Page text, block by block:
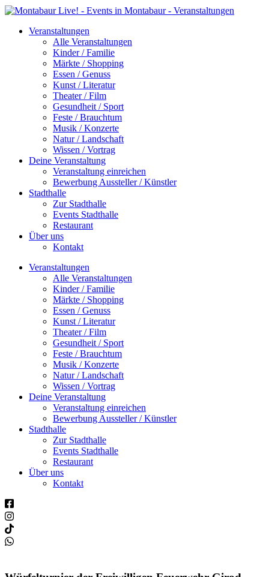
Veranstaltungen
Alle Veranstaltungen
Kinder / Familie
Märkte / Shopping
Essen / Genuss
Kunst / Literatur
Theater / Film
Gesundheit / Sport
Feste / Brauchtum
Musik / Konzerte
Natur / Landschaft
Wissen / Vortrag
Deine Veranstaltung
Veranstaltung einreichen
Bewerbung Aussteller / Künstler
Stadthalle
Zur Stadthalle
Events Stadthalle
Restaurant
Über uns
Kontakt
Veranstaltungen
Alle Veranstaltungen
Kinder / Familie
Märkte / Shopping
Essen / Genuss
Kunst / Literatur
Theater / Film
Gesundheit / Sport
Feste / Brauchtum
Musik / Konzerte
Natur / Landschaft
Wissen / Vortrag
Deine Veranstaltung
Veranstaltung einreichen
Bewerbung Aussteller / Künstler
Stadthalle
Zur Stadthalle
Events Stadthalle
Restaurant
Über uns
Kontakt